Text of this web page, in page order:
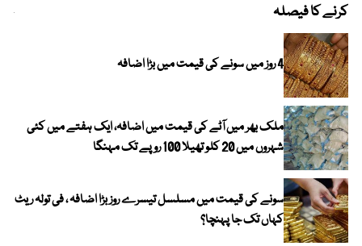
کرنے کا فیصلہ
4 روز میں سونے کی قیمت میں بڑا اضافہ
ملک بھر میں آٹے کی قیمت میں اضافہ، ایک ہفتے میں کئی
شہروں میں 20 کلو تھیلا 100 روپے تک مہنگا
سونے کی قیمت میں مسلسل تیسرے روز بڑا اضافہ ، فی تولہ ریٹ
کہاں تک جا پہنچا؟